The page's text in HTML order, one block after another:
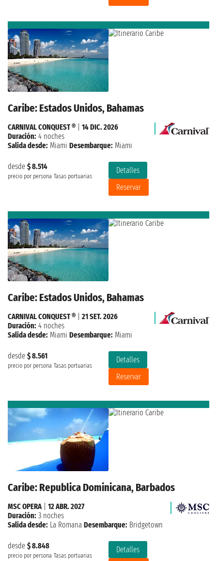
Caribe: Estados Unidos, Bahamas
desde $ 8.514
precio por persona Tasas portuarias
Detalles
Reservar
CARNIVAL CONQUEST ®
14 DIC. 2026
Duración: 4 noches
Salida desde: Miami Desembarque: Miami
Caribe: Estados Unidos, Bahamas
desde $ 8.561
precio por persona Tasas portuarias
Detalles
Reservar
CARNIVAL CONQUEST ®
21 SET. 2026
Duración: 4 noches
Salida desde: Miami Desembarque: Miami
Caribe: Republica Dominicana, Barbados
desde $ 8.848
precio por persona Tasas portuarias
Detalles
MSC OPERA| 12 ABR. 2027
Duración: 3 noches
Salida desde: La Romana Desembarque: Bridgetown